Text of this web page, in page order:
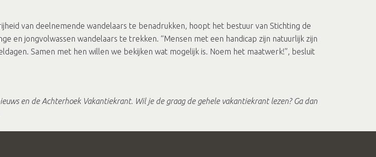
van deelnemende wandelaars te benadrukken, hoopt het bestuur van Stichting de
en jongvolwassen wandelaars te trekken. “Mensen met een handicap zijn natuurlijk zijn
Samen met hen willen we bekijken wat mogelijk is. Noem het maatwerk!”, besluit
en de Achterhoek Vakantiekrant. Wil je de graag de gehele vakantiekrant lezen? Ga dan